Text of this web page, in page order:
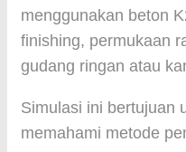
menggunakan beton
finishing, permukaan
gudang ringan atau
Simulasi ini bertujuan
memahami metode